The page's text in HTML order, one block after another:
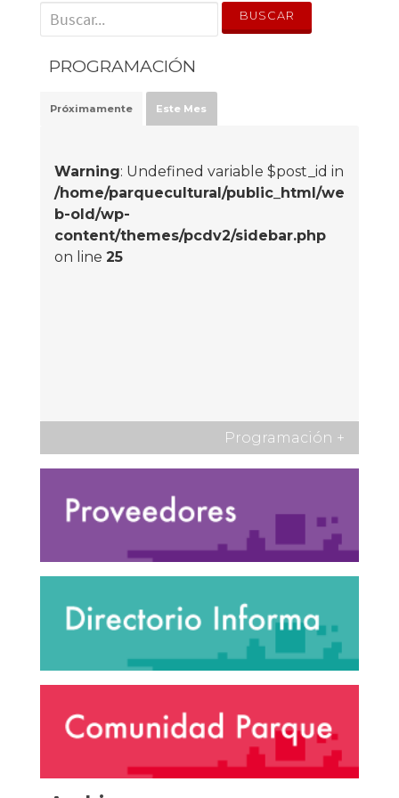
' . __('Search for:') . '
PROGRAMACIÓN
Próximamente Este Mes
Warning: Undefined variable $post_id in
/home/parquecultural/public_html/we
b-old/wp-
content/themes/pcdv2/sidebar.php
on line 25
Programación +